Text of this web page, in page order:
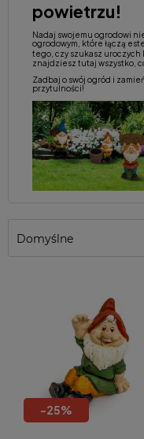
powietrzu!
Nadaj swojemu ogrodowi
ogrodowym, które łączą
tego, czy szukasz
znajdziesz tutaj wszystko,
Zadbaj o swój ogród i
przytulności!
-25%